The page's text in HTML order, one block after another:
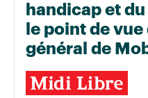
handicap et
le point de
général de